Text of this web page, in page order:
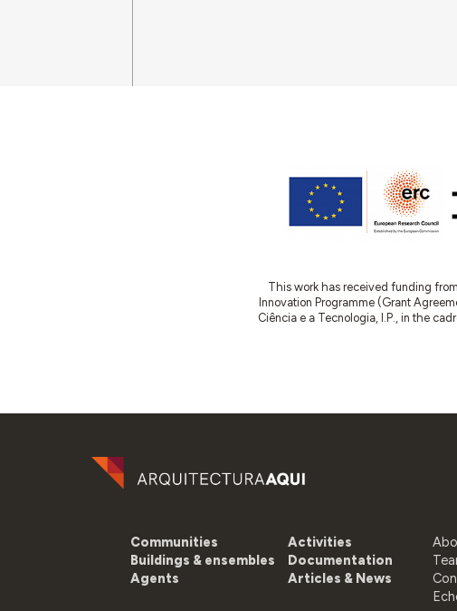
This work has received funding
Innovation Programme (Grant
Ciência e a Tecnologia, I.P., in the
Communities
Buildings & ensembles
Agents
Activities
Documentation
Articles & News